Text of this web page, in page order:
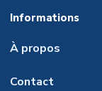
Informations
À propos
Contact